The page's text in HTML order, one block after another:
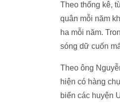
Theo thống kê,
quân mỗi năm
ha mỗi năm.
sóng dữ cuốn
Theo ông
hiện có hàng
biển các huyện